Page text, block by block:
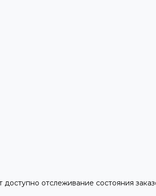
отслеживание состояния